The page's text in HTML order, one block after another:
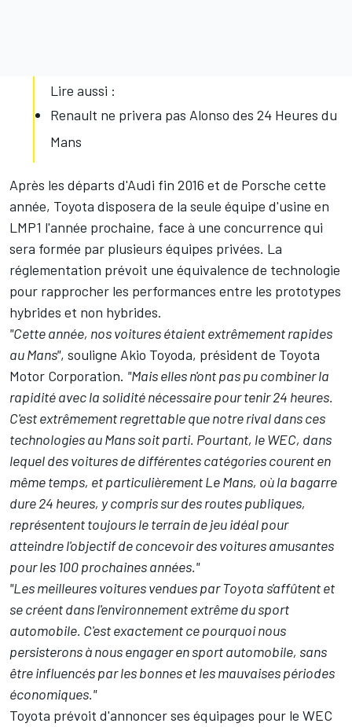
Lire aussi :
Renault ne privera pas Alonso des 24 Heures du
Mans
Après les départs d'Audi fin 2016 et de Porsche cette
année, Toyota disposera de la seule équipe d'usine en
LMP1 l'année prochaine, face à une concurrence qui
sera formée par plusieurs équipes privées. La
réglementation prévoit une équivalence de technologie
pour rapprocher les performances entre les prototypes
hybrides et non hybrides.
"Cette année, nos voitures étaient extrêmement rapides
au Mans", souligne Akio Toyoda, président de Toyota
Motor Corporation. "Mais elles n'ont pas pu combiner la
rapidité avec la solidité nécessaire pour tenir 24 heures.
C'est extrêmement regrettable que notre rival dans ces
technologies au Mans soit parti. Pourtant, le WEC, dans
lequel des voitures de différentes catégories courent en
même temps, et particulièrement Le Mans, où la bagarre
dure 24 heures, y compris sur des routes publiques,
représentent toujours le terrain de jeu idéal pour
atteindre l'objectif de concevoir des voitures amusantes
pour les 100 prochaines années."
"Les meilleures voitures vendues par Toyota s'affûtent et
se créent dans l'environnement extrême du sport
automobile. C'est exactement ce pourquoi nous
persisterons à nous engager en sport automobile, sans
être influencés par les bonnes et les mauvaises périodes
économiques."
Toyota prévoit d'annoncer ses équipages pour le WEC